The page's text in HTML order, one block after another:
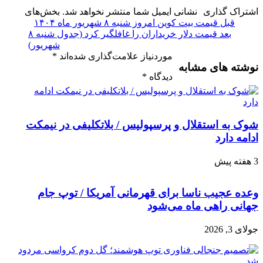
اشتراک گذاری
قبل قیمت بیت کوین امروز شنبه ۸ شهریور ماه ۱۴۰۴
بعد
قیمت دلار خریداران را غافلگیر کرد (جدول شنبه ۸
شهریور)
نوشته های مشابه
شوک به استقلال و پرسپولیس / بلاتکلیفی در نیمکت
ادامه دارد
3 هفته پیش
وعده عجیب ناسا برای قهرمانی آمریکا / توپ جام
جهانی راهی ماه می‌شود
جولای 3, 2026
نشانی ایمیل شما منتشر نخواهد شد. بخش‌های
موردنیاز علامت‌گذاری شده‌اند *
دیدگاه *